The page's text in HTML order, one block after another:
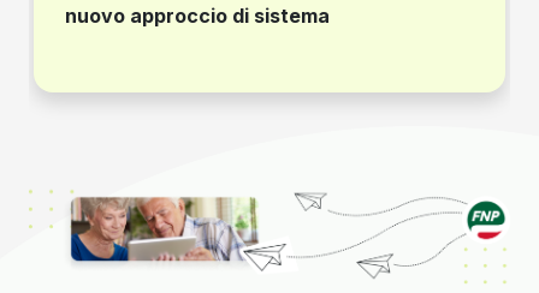
nuovo approccio di sistema